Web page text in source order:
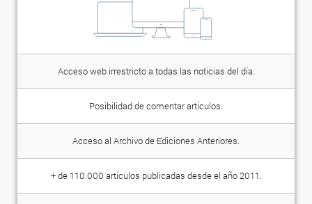
Acceso web irrestricto a todas las noticias del día.
Posibilidad de comentar artículos.
Acceso al Archivo de Ediciones Anteriores.
+ de 110.000 artículos publicadas desde el año 2011.